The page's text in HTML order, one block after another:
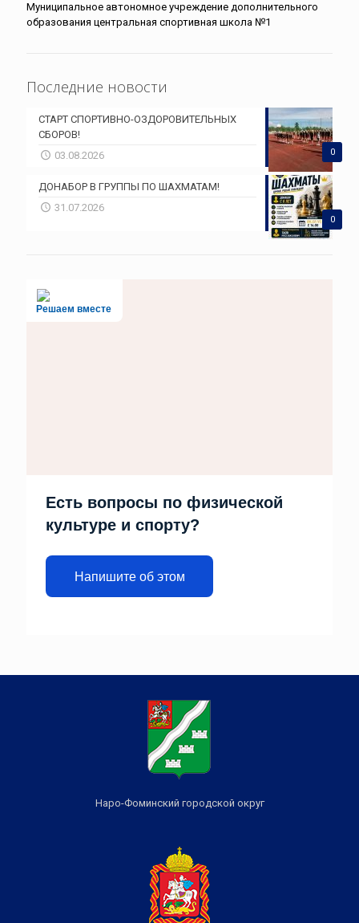
Муниципальное автономное учреждение дополнительного
образования центральная спортивная школа №1
Последние новости
0
СТАРТ СПОРТИВНО-ОЗДОРОВИТЕЛЬНЫХ
СБОРОВ!
03.08.2026
0
ДОНАБОР В ГРУППЫ ПО ШАХМАТАМ!
31.07.2026
Решаем вместе
Есть вопросы по физической
культуре и спорту?
Напишите об этом
Наро-Фоминский городской округ